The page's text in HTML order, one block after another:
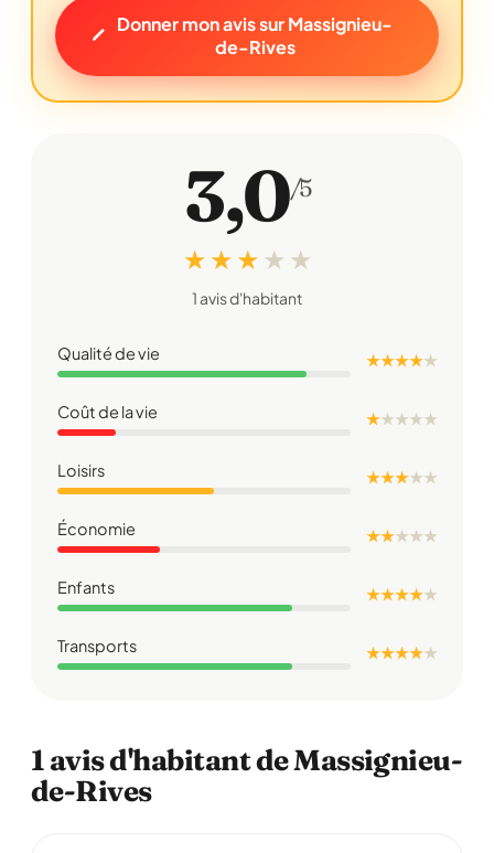
Donner mon avis sur Massignieu-
de-Rives
3,0/5
★ ★ ★ ★ ★
1 avis d'habitant
Qualité de vie ★ ★ ★ ★★
Coût de la vie ★★★★★
Loisirs ★ ★ ★★★
Économie ★ ★★★★
Enfants ★ ★ ★ ★★
Transports ★ ★ ★ ★★
1 avis d'habitant de Massignieu-
de-Rives